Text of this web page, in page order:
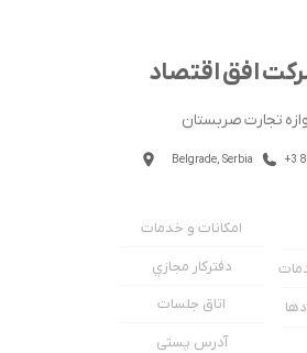
افق اقتصاد
تجارت صربستان
Belgrade, Serbia
امکانات و خدمات
دفترکار مجازي
اتاق جلسات
آدرس پستی